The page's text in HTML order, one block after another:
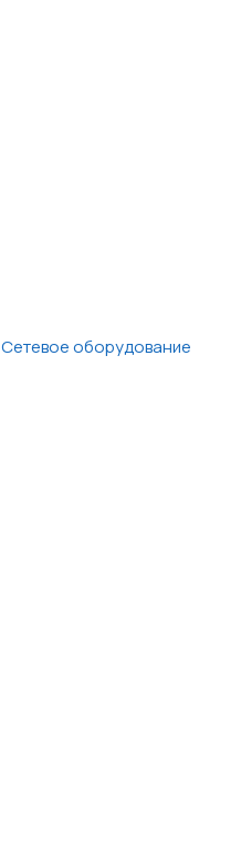
Сетевое оборудование